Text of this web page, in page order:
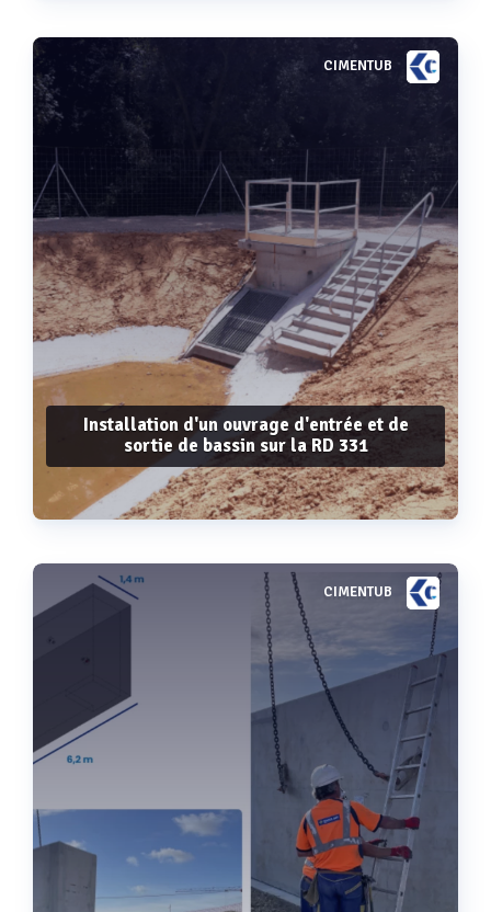
CIMENTUB
Installation d'un ouvrage d'entrée et de
sortie de bassin sur la RD 331
Voir plus CIMENTUB